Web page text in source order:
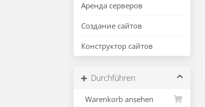
Аренда серверов
Создание сайтов
Конструктор сайтов
Durchführen
Warenkorb ansehen